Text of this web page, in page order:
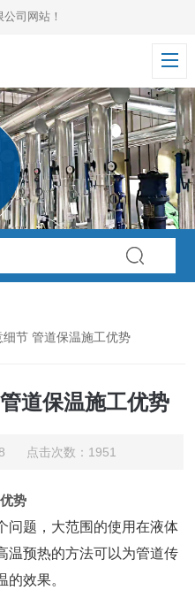
司网站！
节 管道保温施工优势
道保温施工优势
点击次数：1951
势
问题，大范围的使用在液体
温预热的方法可以为管道传
效果。